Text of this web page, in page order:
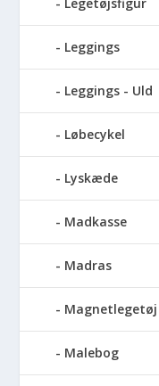
Leggings
Leggings - Uld
Løbecykel
Lyskæde
Madkasse
Madras
Magnetlegetøj
Malebog